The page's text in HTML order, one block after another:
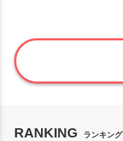
RANKING ランキング